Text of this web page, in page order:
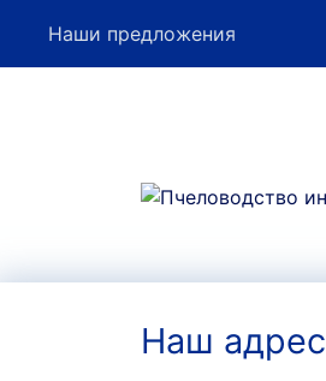
Наши предложения
Наш адрес